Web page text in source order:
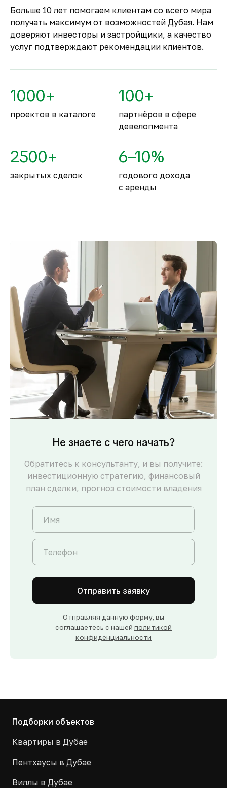
только после ввода объекта в
Комфортное и
безопасное место для
жизни
По уровню безопасности жизни
занимают второе место в мире.
Больше 10 лет помогаем клиентам со всего мира
получать максимум от возможностей Дубая. Нам
доверяют инвесторы и застройщики, а качество
услуг подтверждают рекомендации клиентов.
1000+
проектов в каталоге
100+
партнёров в сфере
девелопмента
2500+
закрытых сделок
6–10%
годового дохода
с аренды
Не знаете с чего начать?
Обратитесь к консультанту, и вы получите:
инвестиционную стратегию, финансовый
план сделки, прогноз стоимости владения
Отправить заявку
Отправляя данную форму, вы
соглашаетесь с нашей политикой
конфиденциальности
Подборки объектов
Квартиры в Дубае
Пентхаусы в Дубае
Виллы в Дубае